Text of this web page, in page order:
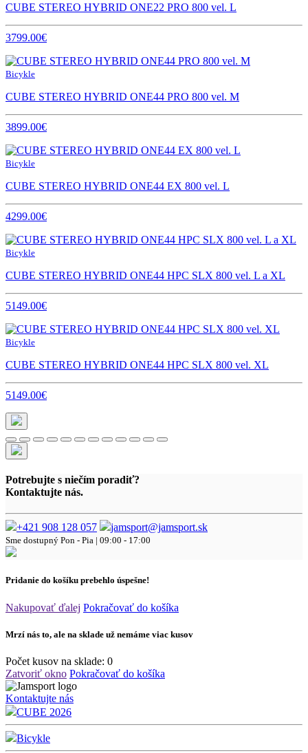
CUBE STEREO HYBRID ONE22 PRO 800 vel. L
3799.00€
Bicykle
CUBE STEREO HYBRID ONE44 PRO 800 vel. M
3899.00€
Bicykle
CUBE STEREO HYBRID ONE44 EX 800 vel. L
4299.00€
Bicykle
CUBE STEREO HYBRID ONE44 HPC SLX 800 vel. L a XL
5149.00€
Bicykle
CUBE STEREO HYBRID ONE44 HPC SLX 800 vel. XL
5149.00€
Potrebujte s niečím poradiť?
Kontaktujte nás.
+421 908 128 057 jamsport@jamsport.sk
Sme dostupný Pon - Pia | 09:00 - 17:00
Pridanie do košíku prebehlo úspešne!
Nakupovať ďalej Pokračovať do košíka
Mrzí nás to, ale na sklade už nemáme viac kusov
Počet kusov na sklade: 0
Zatvoriť okno Pokračovať do košíka
Kontaktujte nás
CUBE 2026
Bicykle